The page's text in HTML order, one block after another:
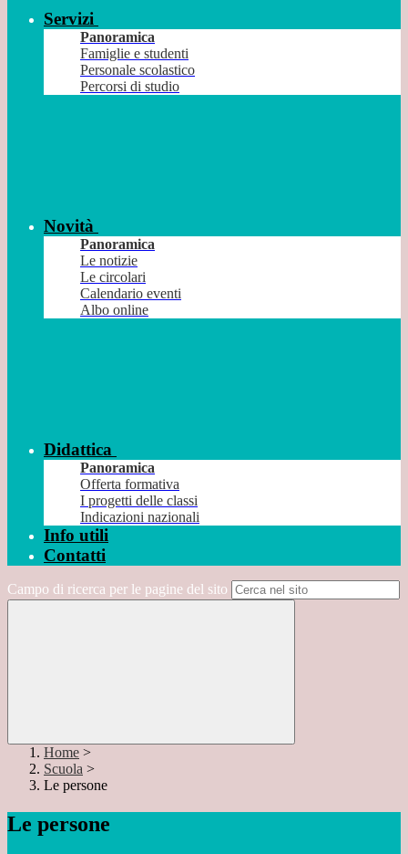
Servizi
Panoramica
Famiglie e studenti
Personale scolastico
Percorsi di studio
Novità
Panoramica
Le notizie
Le circolari
Calendario eventi
Albo online
Didattica
Panoramica
Offerta formativa
I progetti delle classi
Indicazioni nazionali
Info utili
Contatti
Campo di ricerca per le pagine del sito
Home >
Scuola >
Le persone
Le persone